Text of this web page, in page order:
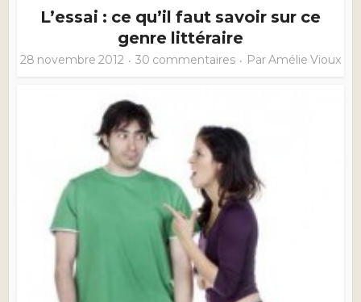
L’essai : ce qu’il faut savoir sur ce
genre littéraire
28 novembre 2012 30 commentaires ParAmélie Vioux